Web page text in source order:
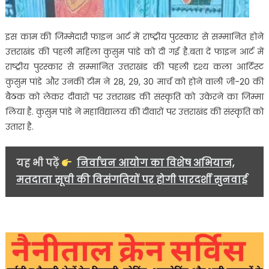
इस काम की जिम्मेदारी फाइन आर्ट में राष्ट्रीय पुरस्कार से सम्मानित होने
उत्तराखंड की पहली महिला कुसुम पांडे को दी गई है.बता दें फाइन आर्ट में
राष्ट्रीय पुरस्कार से सम्मानित उत्तराखंड की पहली दृश्य कला आर्टिस्ट
कुसुम पांडे और उनकी टीम ने 28, 29, 30 मार्च को होने वाली जी-20 की
बैठक को लेकर दीवारों पर उत्तराखड की संस्कृति को उकेरने का जिम्मा
लिया है. कुसुम पांडे ने महाविद्यालय की दीवारों पर उत्तराखंड की संस्कृति को
उतारा है.
यह भी पढ़ें
निर्वाचन आयोग का विशेष अभियान,
मतदाता सूची की विसंगतियों पर होगी पारदर्शी सुनवाई